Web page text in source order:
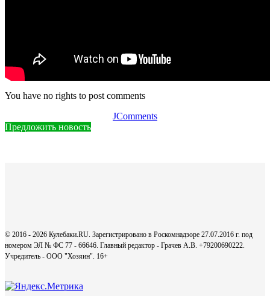
You have no rights to post comments
JComments
Предложить новость
© 2016 - 2026 Кулебаки.RU. Зарегистрировано в Роскомнадзоре 27.07.2016 г. под
номером ЭЛ № ФС 77 - 66646. Главный редактор - Грачев А.В. +79200690222.
Учредитель - ООО "Хозяин". 16+